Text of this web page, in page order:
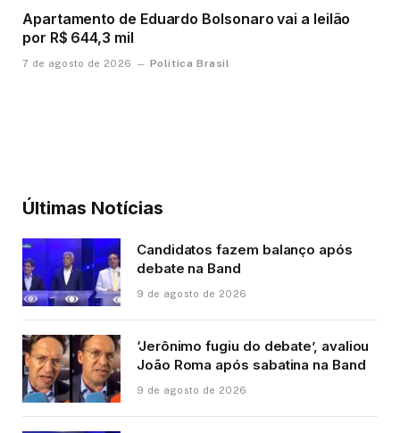
Apartamento de Eduardo Bolsonaro vai a leilão
por R$ 644,3 mil
7 de agosto de 2026 Política Brasil
Últimas Notícias
Candidatos fazem balanço após
debate na Band
9 de agosto de 2026
‘Jerônimo fugiu do debate’, avaliou
João Roma após sabatina na Band
9 de agosto de 2026